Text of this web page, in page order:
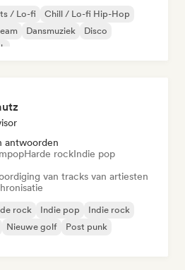
/ Lo-fi
Chill / Lo-fi Hip-Hop
Dansmuziek
Disco
antwoorden
Harde rockIndie pop
van tracks van artiesten
rock Indie pop
Indie rock
Nieuwe golf
Post punk